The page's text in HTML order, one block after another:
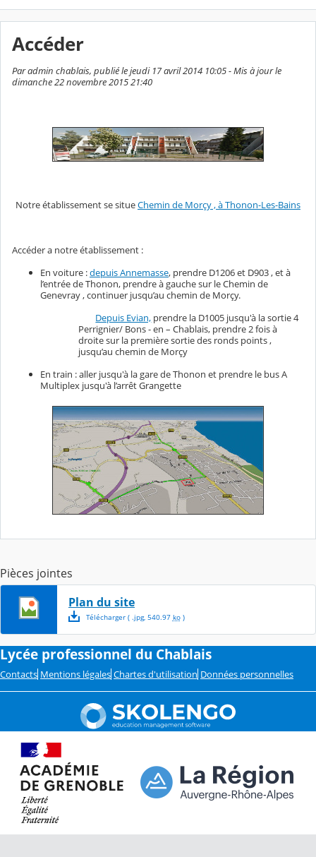
Accéder
Par admin chablais, publié le jeudi 17 avril 2014 10:05 - Mis à jour le
dimanche 22 novembre 2015 21:40
Notre établissement se situeChemin de Morçy , à Thonon-Les-Bains
Accéder a notre établissement :
En voiture :depuis Annemasse, prendre D1206 et D903 , et à
l’entrée de Thonon, prendre à gauche sur le Chemin de
Genevray , continuer jusqu’au chemin de Morçy.
Depuis Evian, prendre la D1005 jusqu'à la sortie 4
Perrignier/ Bons - en – Chablais, prendre 2 fois à
droite sur la première sortie des ronds points ,
jusqu’au chemin de Morçy
En train : aller jusqu'à la gare de Thonon et prendre le bus A
Multiplex jusqu'à l’arrêt Grangette
Pièces jointes
Plan du site
Télécharger( .jpg, 540.97 ko)
Lycée professionnel du Chablais
Contacts Mentions légales Chartes d'utilisation Données personnelles